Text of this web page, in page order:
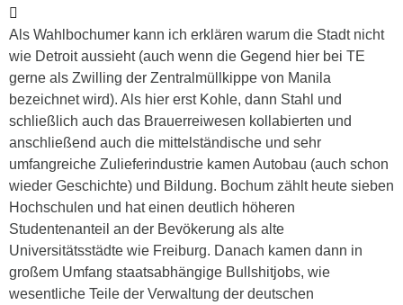
Als Wahlbochumer kann ich erklären warum die Stadt nicht
wie Detroit aussieht (auch wenn die Gegend hier bei TE
gerne als Zwilling der Zentralmüllkippe von Manila
bezeichnet wird). Als hier erst Kohle, dann Stahl und
schließlich auch das Brauerreiwesen kollabierten und
anschließend auch die mittelständische und sehr
umfangreiche Zulieferindustrie kamen Autobau (auch schon
wieder Geschichte) und Bildung. Bochum zählt heute sieben
Hochschulen und hat einen deutlich höheren
Studentenanteil an der Bevökerung als alte
Universitätsstädte wie Freiburg. Danach kamen dann in
großem Umfang staatsabhängige Bullshitjobs, wie
wesentliche Teile der Verwaltung der deutschen